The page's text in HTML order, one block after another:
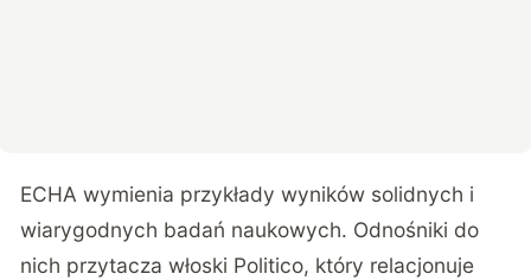
ECHA wymienia przykłady wyników solidnych i
wiarygodnych badań naukowych. Odnośniki do
nich przytacza włoski Politico, który relacjonuje